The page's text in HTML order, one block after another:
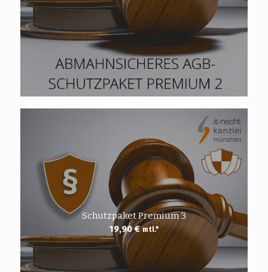
Schutzpaket Premium 3
19,90€ mtl.*